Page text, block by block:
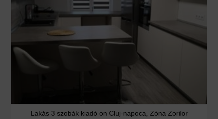
Lakás 3 szobák kiadó on Cluj-napoca, Zóna Zorilor